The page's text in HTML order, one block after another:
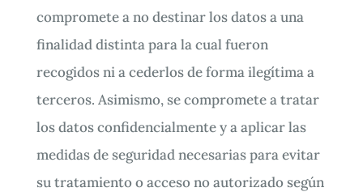
compromete a no destinar los datos a una
finalidad distinta para la cual fueron
recogidos ni a cederlos de forma ilegítima a
terceros. Asimismo, se compromete a tratar
los datos confidencialmente y a aplicar las
medidas de seguridad necesarias para evitar
su tratamiento o acceso no autorizado según